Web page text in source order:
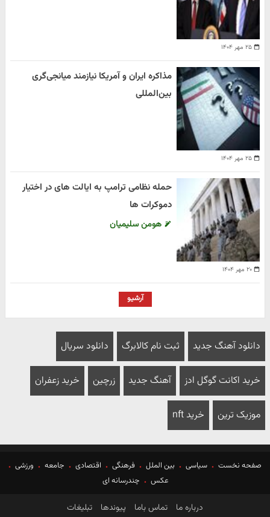
۲۵ مهر ۱۴۰۴
۲۵ مهر ۱۴۰۴
مذاکره ایران و آمریکا نیازمند میانجی‌گری
بین‌المللی
۲۰ مهر ۱۴۰۴
حمله نظامی ترامپ به ایالت های در اختیار
دموکرات ها
هومن سلیمیان
آرشیو
دانلود آهنگ جدید ثبت نام کالابرگ دانلود سریال
خرید اکانت گوگل ادز آهنگ جدید زرچین خرید زعفران
موزیک ترین خرید nft
صفحه نخست سیاسی بین الملل فرهنگی اقتصادی جامعه
ورزشی
عکس
چندرسانه ای
درباره ما تماس باما پیوندها تبلیغات